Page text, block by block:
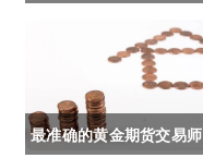
最准确的黄金期货交易师